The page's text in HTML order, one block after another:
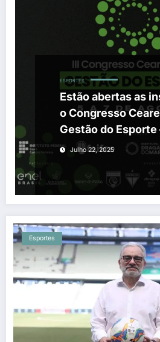
ESPORTES
Estão abertas as
o Congresso
Gestão do Esporte
2025!
Julho 22, 2025
Esportes